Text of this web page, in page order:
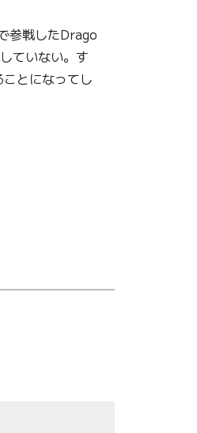
参戦したDrago
ていない。す
とになってし